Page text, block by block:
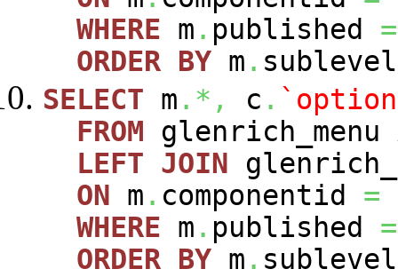
WHERE m . published =
ORDER BY m . sublevel
SELECT m .*, c .
FROM glenrich_menu
LEFT JOIN
ON m . componentid =
WHERE m . published =
ORDER BY m . sublevel